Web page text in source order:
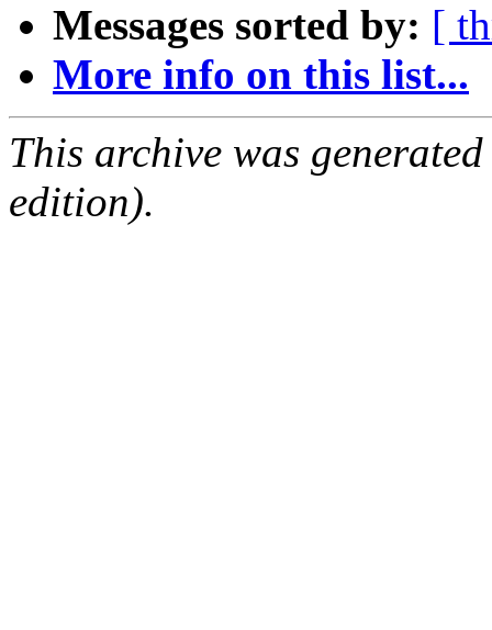
Messages sorted by: [
More info on this list...
This archive was
edition).